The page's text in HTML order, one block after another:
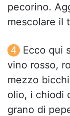
pecorino.
mescolare il
Ecco qui
vino rosso,
mezzo
olio, i chiodi
grano di